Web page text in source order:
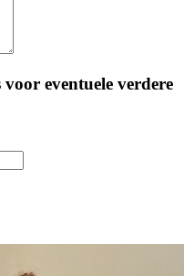
eventuele verdere